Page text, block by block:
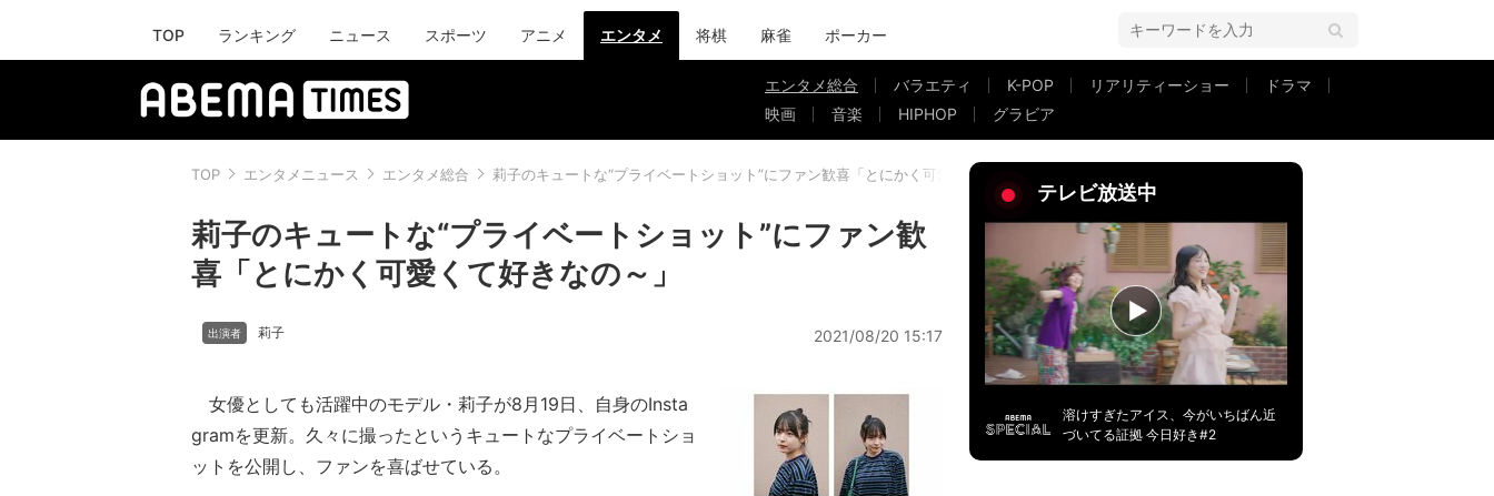
TOP ランキング ニュース スポーツ アニメ エンタメ 将棋 麻雀 ポーカー
エンタメ総合 バラエティ K-POP リアリティーショー
ドラマ
映画
音楽 HIPHOP グラビア
TOP エンタメニュース エンタメ総合 莉子のキュートな“プライベートショット”にファン歓喜「とにかく可愛くて好きなの～」
莉子のキュートな“プライベートショット”にファン歓
喜「とにかく可愛くて好きなの～」
莉子 2021/08/20 15:17
女優としても活躍中のモデル・莉子が8月19日、自身のInsta
gramを更新。久々に撮ったというキュートなプライベートショ
ットを公開し、ファンを喜ばせている。
テレビ放送中
溶けすぎたアイス、今がいちばん近
づいてる証拠 今日好き#2